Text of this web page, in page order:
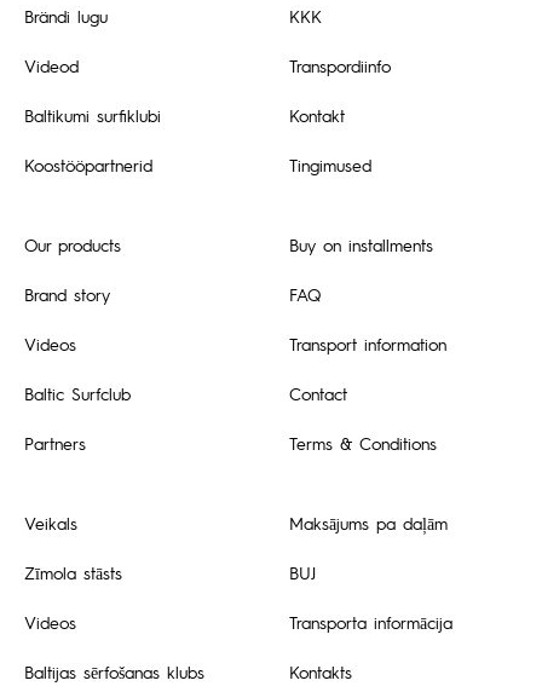
Brändi lugu
Videod
Baltikumi surfiklubi
Koostööpartnerid
Our products
Brand story
Videos
Baltic Surfclub
Partners
Veikals
Zīmola stāsts
Videos
Baltijas sērfošanas klubs
KKK
Transpordiinfo
Kontakt
Tingimused
Buy on installments
FAQ
Transport information
Contact
Terms & Conditions
Maksājums pa daļām
BUJ
Transporta informācija
Kontakts